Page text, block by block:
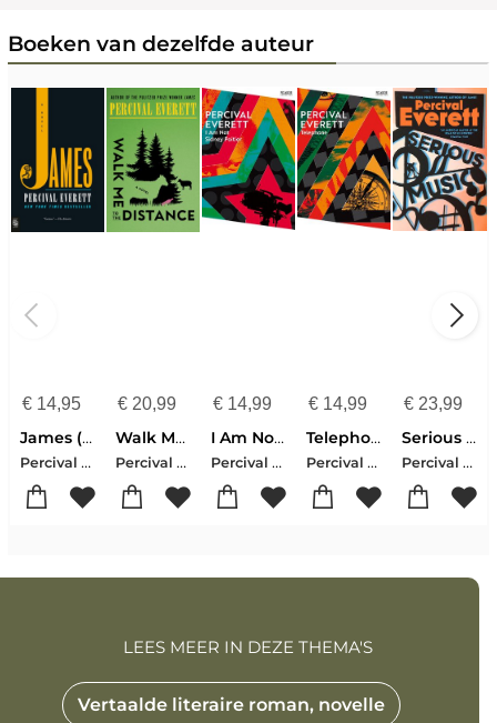
Boeken van dezelfde auteur
€14,95
James (Pulitzer Prize Winner)
Percival Everett
€20,99
Walk Me to the Distance
Percival Everett
€ 14,99
I Am Not Sidney Poitier
Percival Everett
€ 14,99
Telephone
Percival Everett
€ 23,99
Serious Music
Percival Everett
Vertaalde literaire roman, novelle
LEES MEER IN DEZE THEMA'S